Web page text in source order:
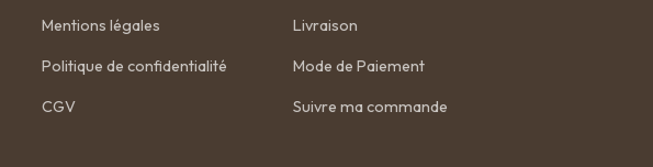
Mentions légales
Politique de confidentialité
CGV
Livraison
Mode de Paiement
Suivre ma commande